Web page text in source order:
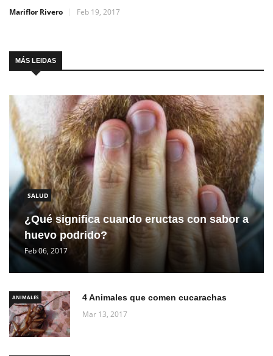
Mariflor Rivero
Feb 19, 2017
MÁS LEIDAS
SALUD
¿Qué significa cuando eructas con sabor a
huevo podrido?
Feb 06, 2017
ANIMALES 4 Animales que comen cucarachas
Mar 13, 2017